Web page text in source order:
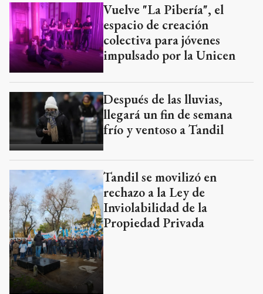
Vuelve "La Pibería", el
espacio de creación
colectiva para jóvenes
impulsado por la Unicen
Después de las lluvias,
llegará un fin de semana
frío y ventoso a Tandil
Tandil se movilizó en
rechazo a la Ley de
Inviolabilidad de la
Propiedad Privada